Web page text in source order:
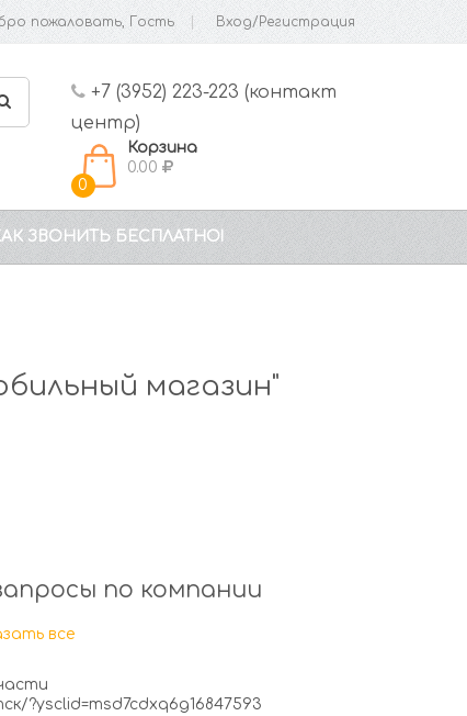
пожаловать, Гость Вход/Регистрация
+7 (3952) 223-223 (контакт
центр)
0
Корзина
0.00
ЗВОНИТЬ БЕСПЛАТНО!
магазин"
по компании
все
?ysclid=msd7cdxq6g16847593